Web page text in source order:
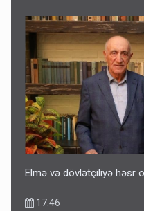
Elmə və dövlətçiliyə həsr
17:46